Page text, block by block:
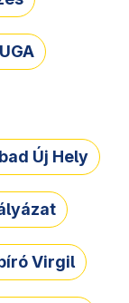
Új Hely
Virgil